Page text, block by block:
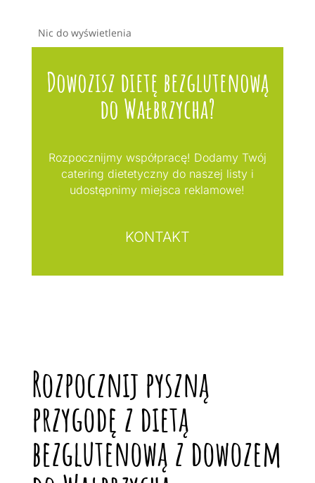
Nic do wyświetlenia
Dowozisz dietę bezglutenową
do Wałbrzycha?
Rozpocznijmy współpracę! Dodamy Twój
catering dietetyczny do naszej listy i
udostępnimy miejsca reklamowe!
KONTAKT
Rozpocznij pyszną
przygodę z dietą
bezglutenową z dowozem